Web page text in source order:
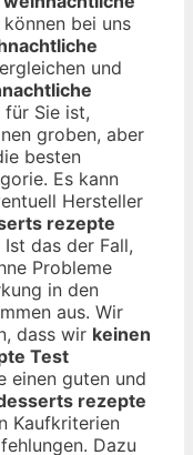
bei uns
und
Sie ist,
groben, aber
besten
Es kann
Hersteller
rezepte
das der Fall,
Probleme
in den
aus. Wir
dass wir keinen
Test
einen guten und
rezepte
Kaufkriterien
Dazu